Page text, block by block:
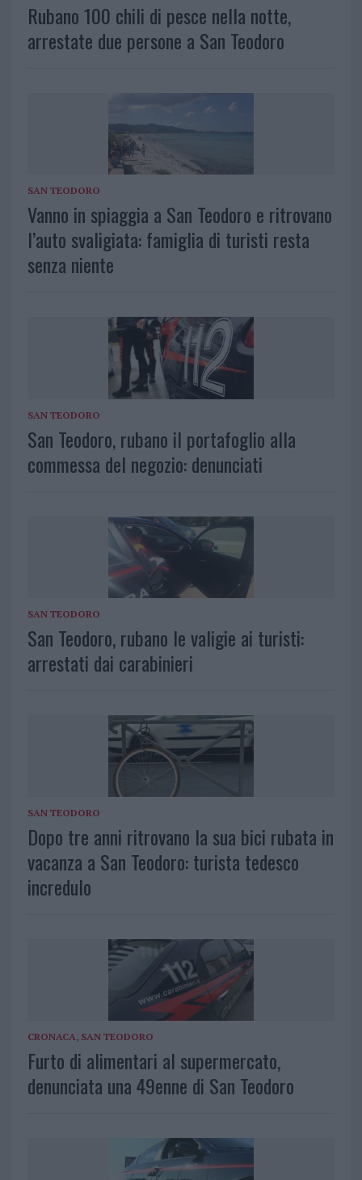
Rubano 100 chili di pesce nella notte,
arrestate due persone a San Teodoro
SAN TEODORO
Vanno in spiaggia a San Teodoro e ritrovano
l’auto svaligiata: famiglia di turisti resta
senza niente
SAN TEODORO
San Teodoro, rubano il portafoglio alla
commessa del negozio: denunciati
SAN TEODORO
San Teodoro, rubano le valigie ai turisti:
arrestati dai carabinieri
SAN TEODORO
Dopo tre anni ritrovano la sua bici rubata in
vacanza a San Teodoro: turista tedesco
incredulo
CRONACA SAN TEODORO
Furto di alimentari al supermercato,
denunciata una 49enne di San Teodoro